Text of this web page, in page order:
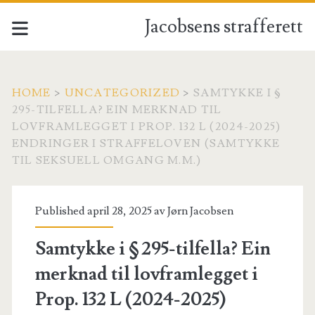
Jacobsens strafferett
HOME > UNCATEGORIZED >SAMTYKKE I §
295-TILFELLA? EIN MERKNAD TIL
LOVFRAMLEGGET I PROP. 132 L (2024-2025)
ENDRINGER I STRAFFELOVEN (SAMTYKKE
TIL SEKSUELL OMGANG M.M.)
Published april 28, 2025 avJørn Jacobsen
Samtykke i § 295-tilfella? Ein
merknad til lovframlegget i
Prop. 132 L (2024-2025)